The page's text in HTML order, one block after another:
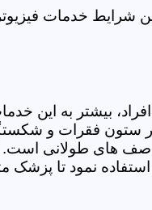
خدمات
بیشتر به این
فقرات و
صف های طولانی
نمود تا پزشک